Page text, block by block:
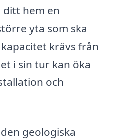
ditt hem en
yta som ska
krävs från
i sin tur kan öka
och
geologiska